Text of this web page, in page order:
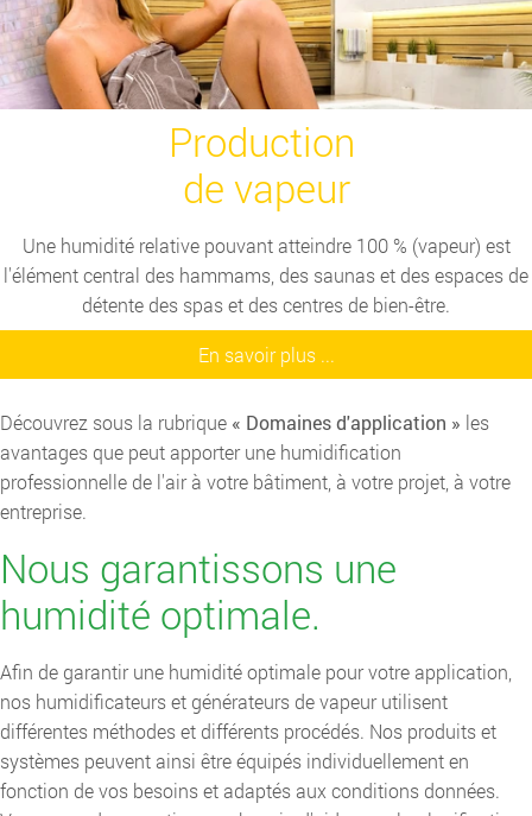
Production
de vapeur
Une humidité relative pouvant atteindre 100 % (vapeur) est
l'élément central des hammams, des saunas et des espaces de
détente des spas et des centres de bien-être.
En savoir plus ...
Découvrez sous la rubrique « Domaines d'application » les
avantages que peut apporter une humidification
professionnelle de l'air à votre bâtiment, à votre projet, à votre
entreprise.
Nous garantissons une
humidité optimale.
Afin de garantir une humidité optimale pour votre application,
nos humidificateurs et générateurs de vapeur utilisent
différentes méthodes et différents procédés. Nos produits et
systèmes peuvent ainsi être équipés individuellement en
fonction de vos besoins et adaptés aux conditions données.